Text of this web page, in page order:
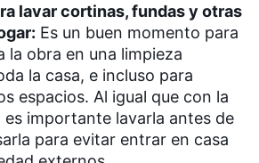
lavar cortinas, fundas y otras
Es un buen momento para
la obra en una limpieza
la casa, e incluso para
espacios. Al igual que con la
es importante lavarla antes de
para evitar entrar en casa